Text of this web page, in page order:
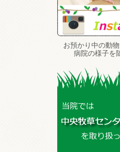
お預かり中の動
病院の様子を